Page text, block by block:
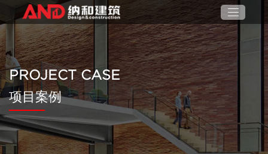
PROJECT CASE
项目案例